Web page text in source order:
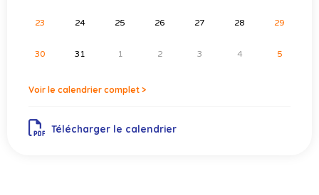
23 24 25 26 27 28 29
30 31 1 2 3 4 5
Voir le calendrier complet >
Télécharger le calendrier